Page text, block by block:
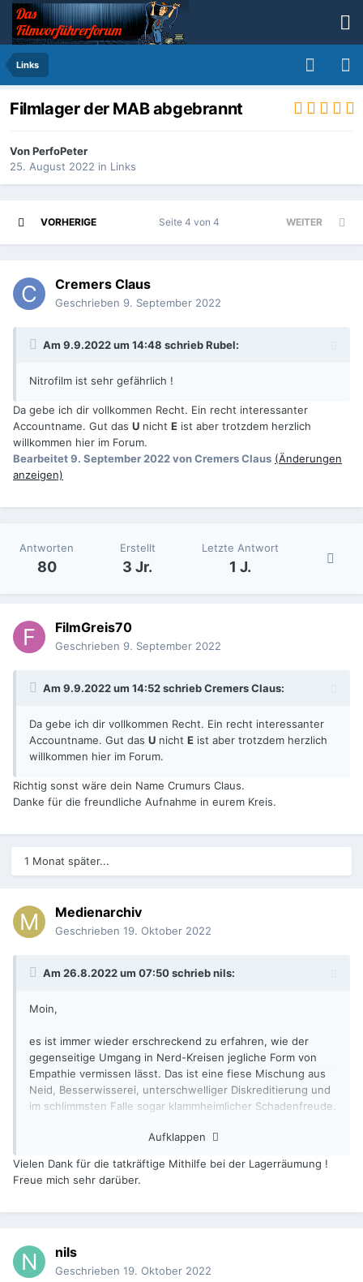
Links
Filmlager der MAB abgebrannt
VonPerfoPeter
25. August 2022 in Links
VORHERIGE WEITER
Seite 4 von 4
Cremers Claus
Geschrieben 9. September 2022
Am 9.9.2022 um 14:48 schriebRubel:
Nitrofilm ist sehr gefährlich !
Da gebe ich dir vollkommen Recht. Ein recht interessanter
Accountname. Gut das U nicht E ist aber trotzdem herzlich
willkommen hier im Forum.
Bearbeitet9. September 2022von Cremers Claus (Änderungen
anzeigen)
Antworten
80
Erstellt
3 Jr.
Letzte Antwort
1 J.
FilmGreis70
Geschrieben 9. September 2022
Am 9.9.2022 um 14:52 schriebCremers Claus:
Da gebe ich dir vollkommen Recht. Ein recht interessanter
Accountname. Gut das U nicht E ist aber trotzdem herzlich
willkommen hier im Forum.
Richtig sonst wäre dein Name Crumurs Claus.
Danke für die freundliche Aufnahme in eurem Kreis.
1 Monat später...
Medienarchiv
Geschrieben 19. Oktober 2022
Am 26.8.2022 um 07:50 schriebnils:
Moin,
es ist immer wieder erschreckend zu erfahren, wie der
gegenseitige Umgang in Nerd-Kreisen jegliche Form von
Empathie vermissen lässt. Das ist eine fiese Mischung aus
Neid, Besserwisserei, unterschwelliger Diskreditierung und
im schlimmsten Falle sogar klammheimlicher Schadenfreude.
Das hat mitunter durchaus einen gewissen
auch dieses Forum.
Nils
Aufklappen
Vielen Dank für die tatkräftige Mithilfe bei der Lagerräumung !
Freue mich sehr darüber.
nils
Geschrieben 19. Oktober 2022